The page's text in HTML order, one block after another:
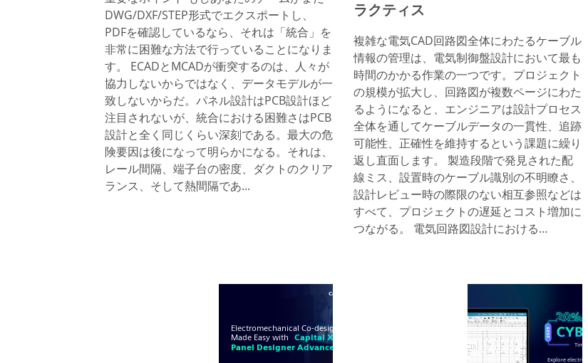
DWG/DXF/STEP形式でエクスポートし、
PDFを確認しているなら、それは「統合」を
非常に困難な方法で行っていることになりま
す。 ECADとMCADが衝突するのは、人々が
協力しないからではなく、データモデルが一
致しないからだ。パネル設計はPCB設計ほど
注目されないが、統合における困難さはPCB
設計と全く同じくらい深刻である。最大の危
険要因は後になって明らかになる。それは、
レール間隔、端子台の密度、ダクトのクリア
ランス、そして熱間隔であ...
ラクティス
複雑な電気CAD回路図全体にわたるケーブル
情報の管理は、電気制御盤設計において最も
時間のかかる作業の一つです。プロジェクト
の規模が拡大し、回路図が複数ページにわた
るようになると、エンジニアは設計プロセス
全体を通してケーブルデータの一貫性、追跡
可能性、正確性を維持するという課題に繰り
返し直面します。 製造段階で発見された配
線ミス、設置時のケーブル識別の不明瞭さ、
設計レビュー時の際限のない相互参照などは
すべて、プロジェクトの遅延とコスト増加に
つながる。 電気回路図設計における...